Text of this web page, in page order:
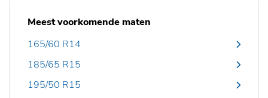
Meest voorkomende maten
165/60 R14
185/65 R15
195/50 R15